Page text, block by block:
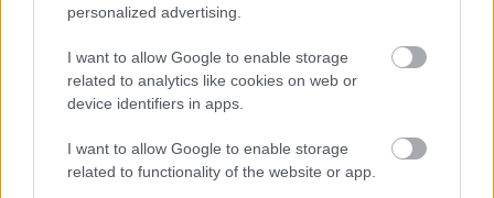
personalized advertising.
I want to allow Google to enable storage
related to analytics like cookies on web or
device identifiers in apps.
I want to allow Google to enable storage
related to functionality of the website or app.
«Λένε προδότες και πληρωμένους όσους
αποχωρούν», διαζύγιο με αιχμές στο κόμμα
Καρυστιανού
Η Ελλάδα θα διεκδικήσει την 9η θέση στο
Τεσσάρων χρονών παιδί βρέθηκε νεκρό σε
ΟΛΕΣ ΟΙ ΕΙΔΗΣΕΙΣ